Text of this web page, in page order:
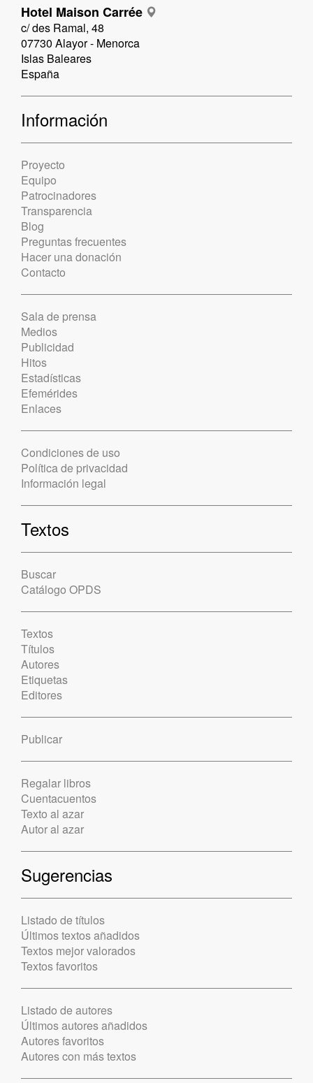
Hotel Maison Carrée
c/ des Ramal, 48
07730 Alayor - Menorca
Islas Baleares
España
Información
Proyecto
Equipo
Patrocinadores
Transparencia
Blog
Preguntas frecuentes
Hacer una donación
Contacto
Sala de prensa
Medios
Publicidad
Hitos
Estadísticas
Efemérides
Enlaces
Condiciones de uso
Política de privacidad
Información legal
Textos
Buscar
Catálogo OPDS
Textos
Títulos
Autores
Etiquetas
Editores
Publicar
Regalar libros
Cuentacuentos
Texto al azar
Autor al azar
Sugerencias
Listado de títulos
Últimos textos añadidos
Textos mejor valorados
Textos favoritos
Listado de autores
Últimos autores añadidos
Autores favoritos
Autores con más textos